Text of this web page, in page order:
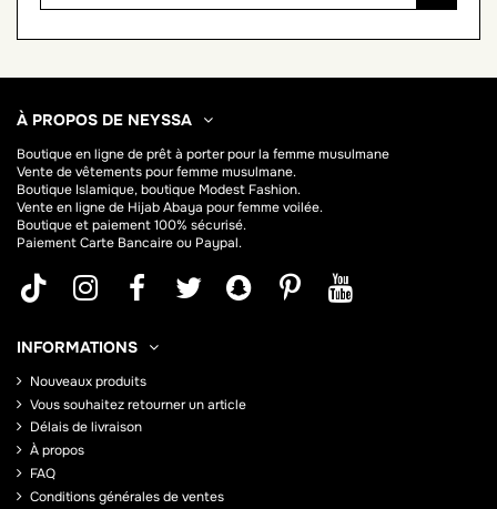
À PROPOS DE NEYSSA
Boutique en ligne deprêt à porter pour la femme musulmane
Vente de vêtements pour femme musulmane.
Boutique Islamique, boutique Modest Fashion.
Vente en ligne de HijabAbaya pour femme voilée.
Boutique et paiement 100% sécurisé.
Paiement Carte Bancaire ou Paypal.
INFORMATIONS
Nouveaux produits
Vous souhaitez retourner un article
Délais de livraison
À propos
FAQ
Conditions générales de ventes